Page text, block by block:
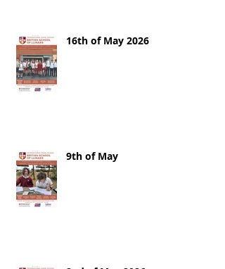
16th of May 2026
9th of May